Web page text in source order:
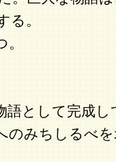
る。
。
語として完成
のみちしるべ